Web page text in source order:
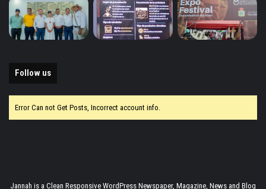
Follow us
Error Can not Get Posts, Incorrect account info.
Jannah is a Clean Responsive WordPress Newspaper, Magazine, News and Blog